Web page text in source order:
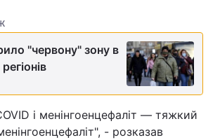
"червону" зону в
і менінгоенцефаліт — тяжкий
- розказав